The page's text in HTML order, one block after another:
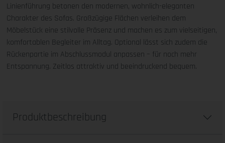
Linienführung betonen den modernen, wohnlich-eleganten
Charakter des Sofas. Großzügige Flächen verleihen dem
Möbelstück eine stilvolle Präsenz und machen es zum vielseitigen,
komfortablen Begleiter im Alltag. Optional lässt sich zudem die
Rückenpartie im Abschlussmodul anpassen – für noch mehr
Entspannung. Zeitlos attraktiv und beeindruckend bequem.
Produktbeschreibung